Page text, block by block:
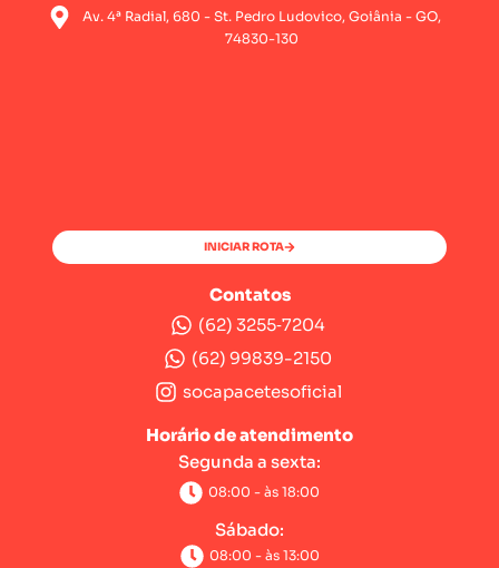
Av. 4ª Radial, 680 - St. Pedro Ludovico, Goiânia - GO,
74830-130
INICIAR ROTA
Contatos
(62) 3255‑7204‬
(62) 99839-2150
socapacetesoficial
Horário de atendimento
Segunda a sexta:
08:00 - às 18:00
Sábado:
08:00 - às 13:00